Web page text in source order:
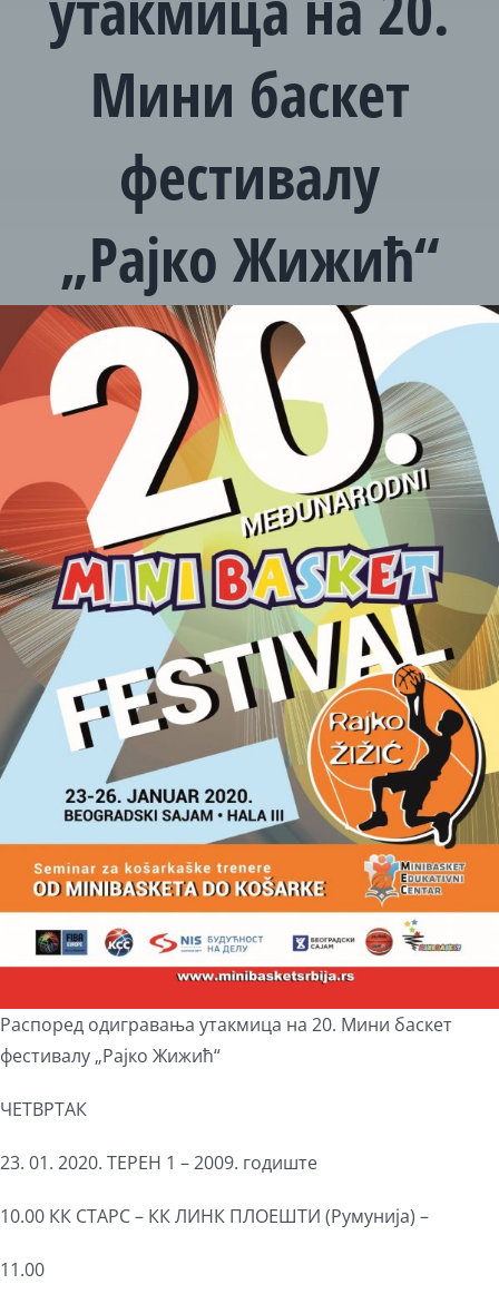
Мини баскет
фестивалу
„Рајко Жижић“
View
Larger
Image
Распоред одигравања утакмица на 20. Мини баскет
фестивалу „Рајко Жижић“
ЧЕТВРТАК
23. 01. 2020. ТЕРЕН 1 – 2009. годиште
10.00 КК СТАРС – КК ЛИНК ПЛОЕШТИ (Румунија) –
11.00